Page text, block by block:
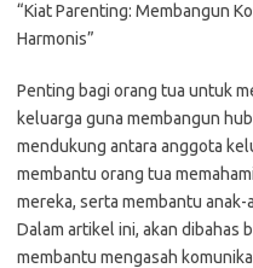
“Kiat Parenting: Membangun
Harmonis”
Penting bagi orang tua untuk
keluarga guna membangun
mendukung antara anggota
membantu orang tua
mereka, serta membantu
Dalam artikel ini, akan dibahas
membantu mengasah